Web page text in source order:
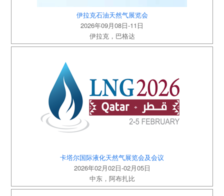
伊拉克石油天然气展览会
2026年09月08日-11日
伊拉克，巴格达
卡塔尔国际液化天然气展览会及会议
2026年02月02日-02月05日
中东，阿布扎比